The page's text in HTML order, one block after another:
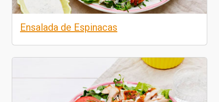
Ensalada de Espinacas